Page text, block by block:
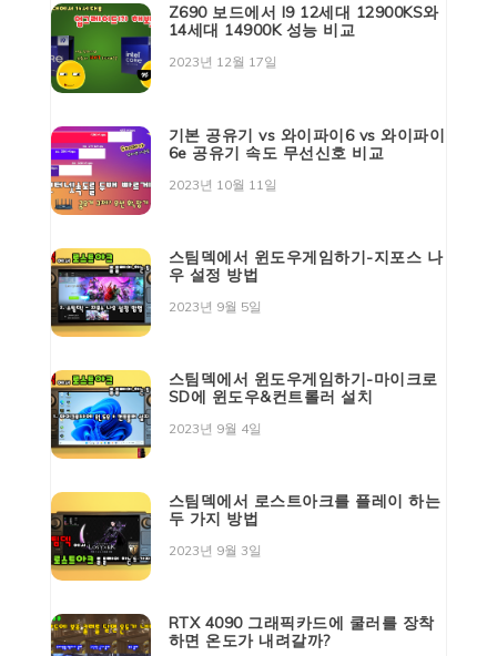
Z690 보드에서 I9 12세대 12900KS와
14세대 14900K 성능 비교
2023년 12월 17일
기본 공유기 vs 와이파이6 vs 와이파이
6e 공유기 속도 무선신호 비교
2023년 10월 11일
스팀덱에서 윈도우게임하기-지포스 나
우 설정 방법
2023년 9월 5일
스팀덱에서 윈도우게임하기-마이크로
SD에 윈도우&컨트롤러 설치
2023년 9월 4일
스팀덱에서 로스트아크를 플레이 하는
두 가지 방법
2023년 9월 3일
RTX 4090 그래픽카드에 쿨러를 장착
하면 온도가 내려갈까?